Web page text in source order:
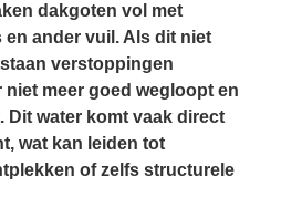
dakgoten vol met
en ander vuil. Als dit niet
verstoppingen
meer goed wegloopt en
Dit water komt vaak direct
wat kan leiden tot
of zelfs structurele